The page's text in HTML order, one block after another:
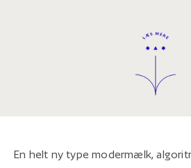
En helt ny type modermælk,